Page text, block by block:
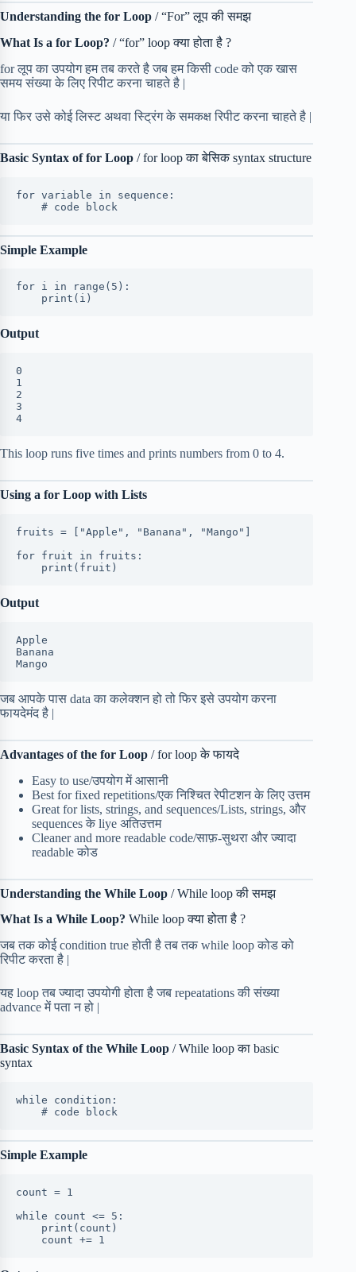
Understanding the for Loop / “For” लूप की समझ
What Is a for Loop? / “for” loop क्या होता है ?
for लूप का उपयोग हम तब करते है जब हम किसी code को एक खास
समय संख्या के लिए रिपीट करना चाहते है |
या फिर उसे कोई लिस्ट अथवा स्ट्रिंग के समकक्ष रिपीट करना चाहते है |
Basic Syntax of for Loop / for loop का बेसिक syntax structure
for variable in sequence:
    # code block
Simple Example
for i in range(5):
    print(i)
Output
0
1
2
3
4
This loop runs five times and prints numbers from 0 to 4.
Using a for Loop with Lists
fruits = ["Apple", "Banana", "Mango"]
for fruit in fruits:
    print(fruit)
Output
Apple
Banana
Mango
जब आपके पास data का कलेक्शन हो तो फिर इसे उपयोग करना
फायदेमंद है |
Advantages of the for Loop / for loop के फायदे
Easy to use/उपयोग में आसानी
Best for fixed repetitions/एक निश्चित रेपीटशन के लिए उत्तम
Great for lists, strings, and sequences/Lists, strings, और
sequences के liye अतिउत्तम
Cleaner and more readable code/साफ़-सुथरा और ज्यादा
readable कोड
Understanding the While Loop / While loop की समझ
What Is a While Loop? While loop क्या होता है ?
जब तक कोई condition true होती है तब तक while loop कोड को
रिपीट करता है |
यह loop तब ज्यादा उपयोगी होता है जब repeatations की संख्या
advance में पता न हो |
Basic Syntax of the While Loop / While loop का basic
syntax
while condition:
    # code block
Simple Example
count = 1
while count <= 5:
    print(count)
    count += 1